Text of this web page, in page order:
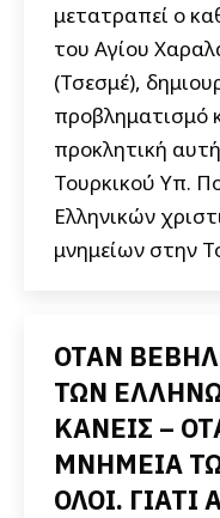
μετατραπεί ο
του Αγίου
(Τσεσμέ),
προβληματισμό
προκλητική
Τουρκικού Υπ.
Ελληνικών
μνημείων στην
ΟΤΑΝ
ΤΩΝ
ΚΑΝΕΙΣ –
ΜΝΗΜΕΙΑ
ΟΛΟΙ. ΓΙΑΤΙ